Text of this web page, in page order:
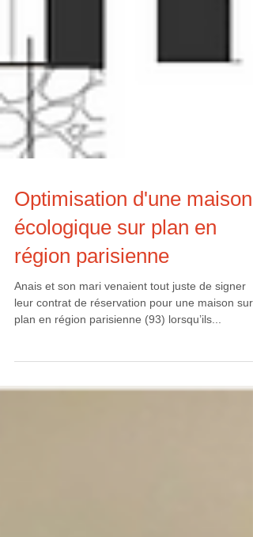
Optimisation d'une maison
écologique sur plan en
région parisienne
Anais et son mari venaient tout juste de signer
leur contrat de réservation pour une maison sur